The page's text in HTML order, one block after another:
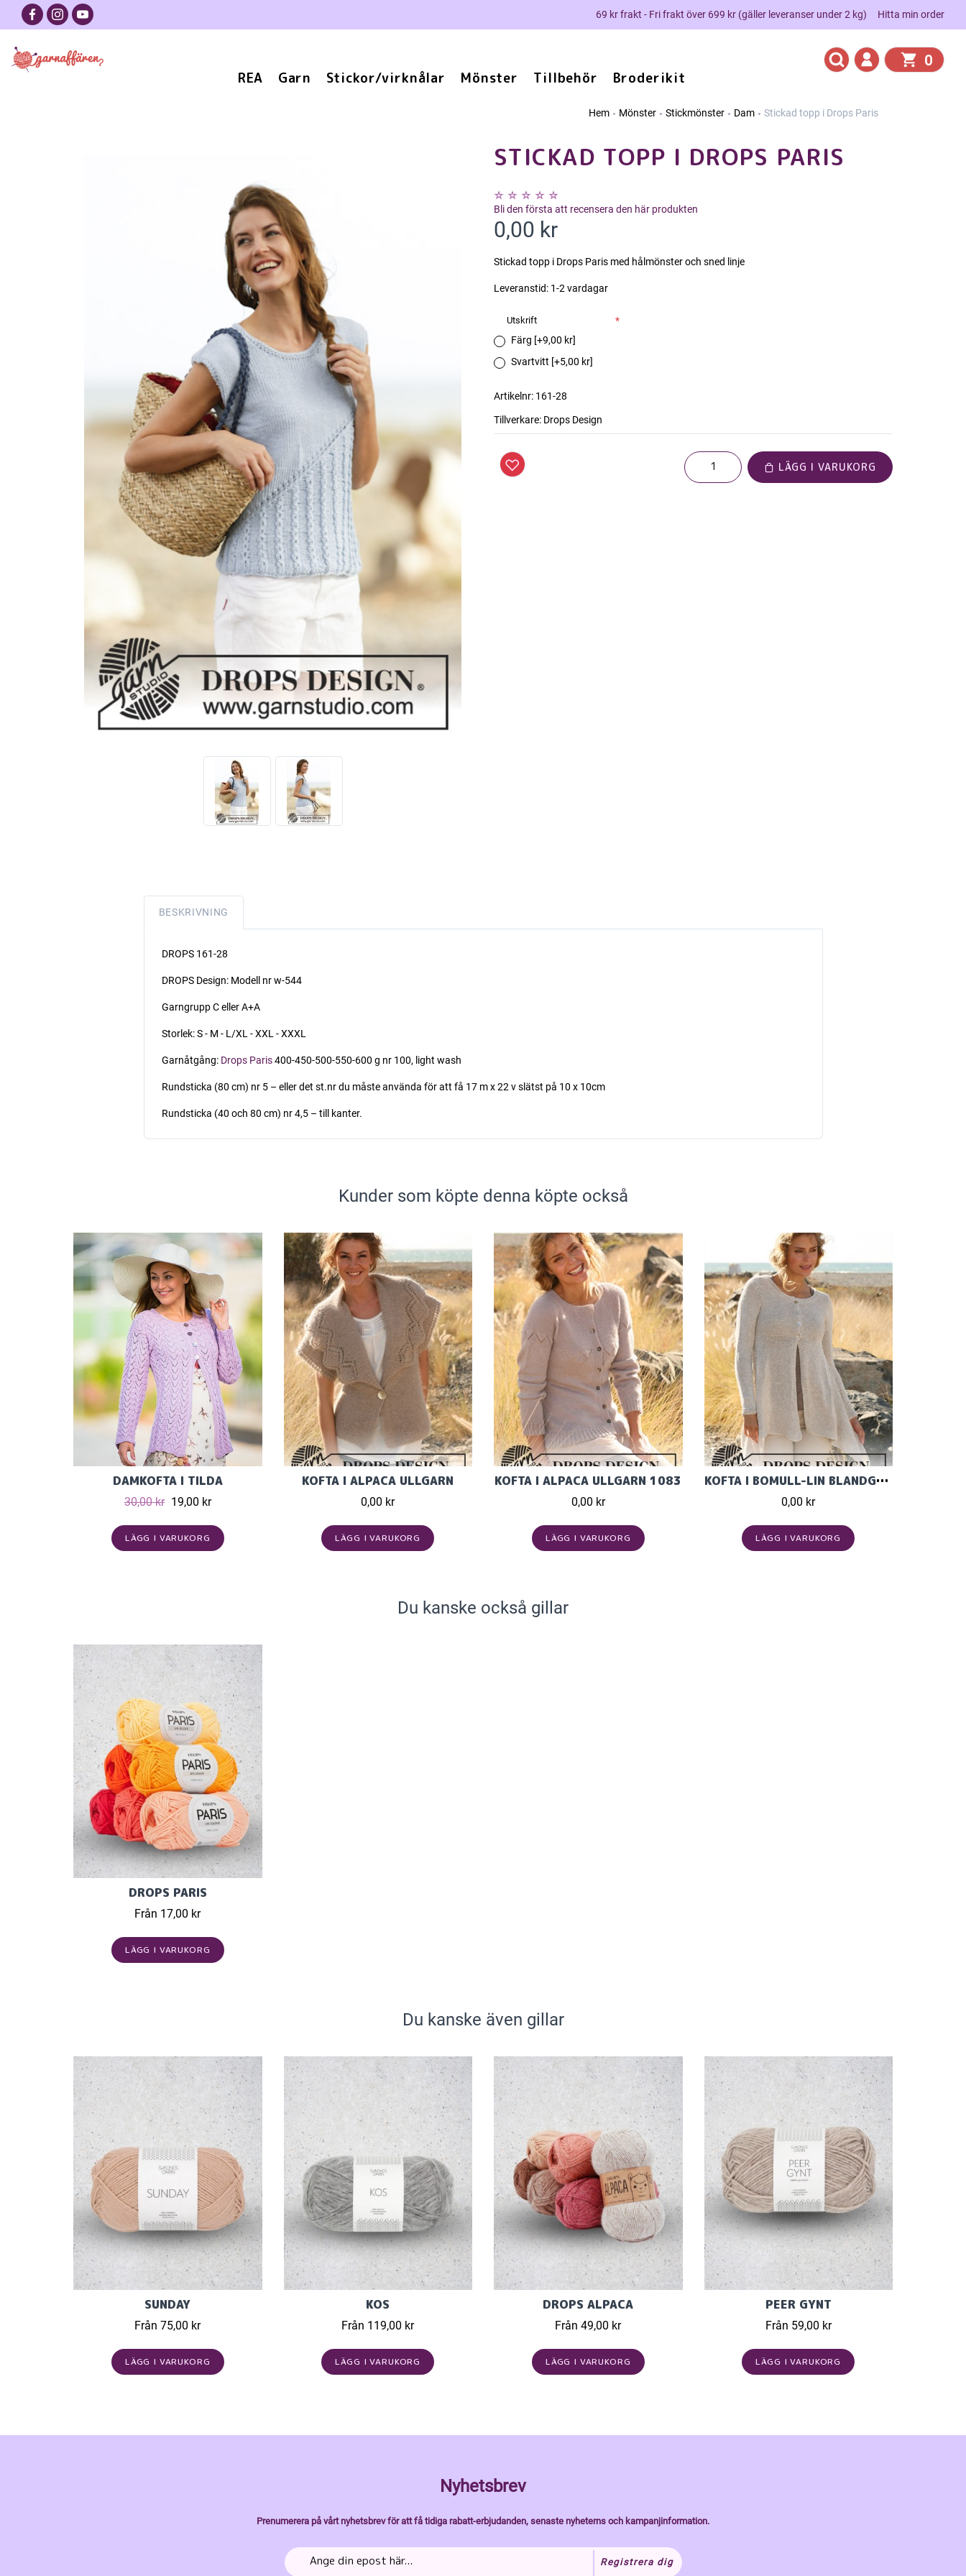
69 kr frakt - Fri frakt över 699 kr (gäller leveranser under 2 kg) Hitta min order
REA Garn Stickor/virknålar Mönster Tillbehör Broderikit
0
Hem Mönster Stickmönster Dam Stickad topp i Drops Paris
STICKAD TOPP I DROPS PARIS
Bli den första att recensera den här produkten
0,00 kr
Stickad topp i Drops Paris med hålmönster och sned linje
Leveranstid: 1-2 vardagar
Utskrift
*
Färg [+9,00 kr]
Svartvitt [+5,00 kr]
Artikelnr: 161-28
Tillverkare: Drops Design
LÄGG I VARUKORG
BESKRIVNING
DROPS 161-28
DROPS Design: Modell nr w-544
Garngrupp C eller A+A
Storlek: S - M - L/XL - XXL - XXXL
Garnåtgång:Drops Paris400-450-500-550-600 g nr 100, light wash
Rundsticka (80 cm) nr 5 – eller det st.nr du måste använda för att få 17 m x 22 v slätst på 10 x 10cm
Rundsticka (40 och 80 cm) nr 4,5 – till kanter.
Kunder som köpte denna köpte också
DAMKOFTA I TILDA
30,00 kr 19,00 kr
LÄGG I VARUKORG
KOFTA I ALPACA ULLGARN
0,00 kr
LÄGG I VARUKORG
KOFTA I ALPACA ULLGARN 1083
0,00 kr
LÄGG I VARUKORG
KOFTA I BOMULL-LIN BLANDGARN
0,00 kr
LÄGG I VARUKORG
Du kanske också gillar
DROPS PARIS
Från 17,00 kr
LÄGG I VARUKORG
Du kanske även gillar
SUNDAY
Från 75,00 kr
LÄGG I VARUKORG
KOS
Från 119,00 kr
LÄGG I VARUKORG
DROPS ALPACA
Från 49,00 kr
LÄGG I VARUKORG
PEER GYNT
Från 59,00 kr
LÄGG I VARUKORG
Nyhetsbrev
Prenumerera på vårt nyhetsbrev för att få tidiga rabatt-erbjudanden, senaste nyheterns och kampanjinformation.
Registrera dig